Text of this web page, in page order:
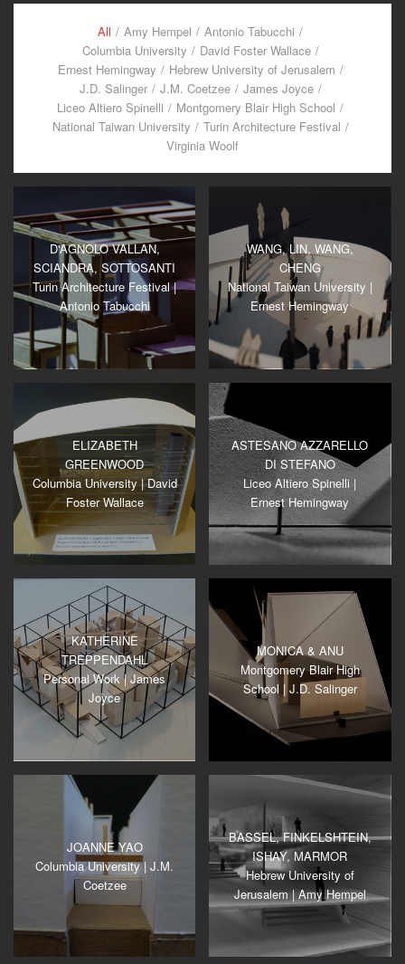
All / Amy Hempel / Antonio Tabucchi /
Columbia University / David Foster Wallace /
Ernest Hemingway / Hebrew University of Jerusalem /
J.D. Salinger / J.M. Coetzee / James Joyce /
Liceo Altiero Spinelli / Montgomery Blair High School /
National Taiwan University / Turin Architecture Festival /
Virginia Woolf
D'AGNOLO VALLAN,
SCIANDRA, SOTTOSANTI
Turin Architecture Festival |
Antonio Tabucchi
WANG, LIN, WANG,
CHENG
National Taiwan University |
Ernest Hemingway
ELIZABETH
GREENWOOD
Columbia University | David
Foster Wallace
ASTESANO AZZARELLO
DI STEFANO
Liceo Altiero Spinelli |
Ernest Hemingway
KATHERINE
TREPPENDAHL
Personal Work | James
Joyce
MONICA & ANU
Montgomery Blair High
School | J.D. Salinger
JOANNE YAO
Columbia University | J.M.
Coetzee
BASSEL, FINKELSHTEIN,
ISHAY, MARMOR
Hebrew University of
Jerusalem | Amy Hempel